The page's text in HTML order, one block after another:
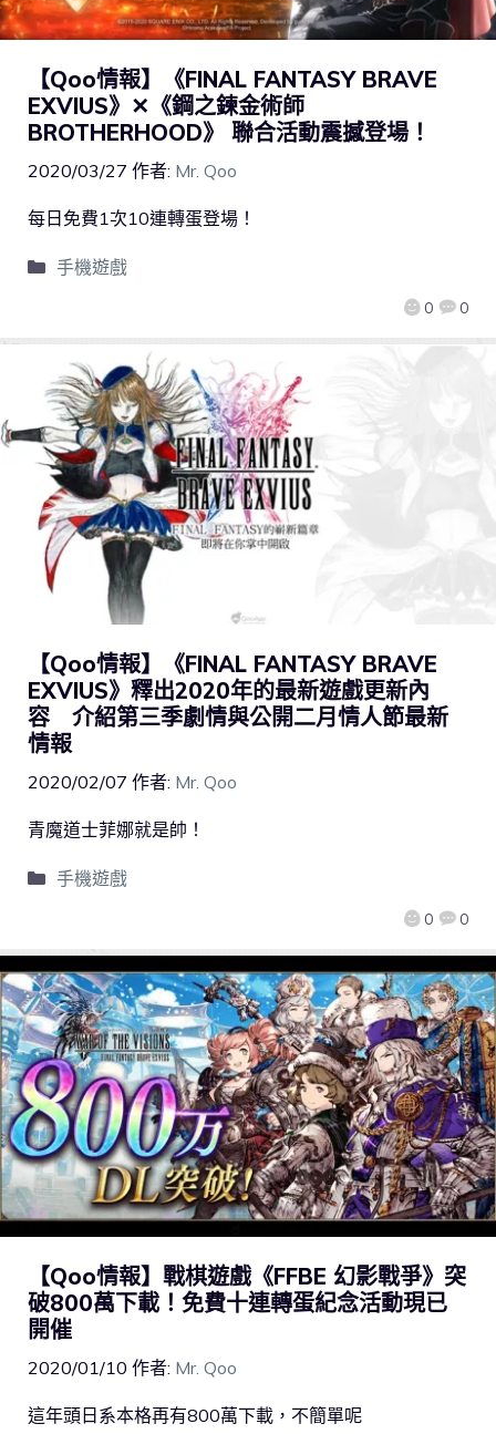
【Qoo情報】《FINAL FANTASY BRAVE
EXVIUS》✕《鋼之鍊金術師
BROTHERHOOD》 聯合活動震撼登場！
2020/03/27 作者: Mr. Qoo
0 0
每日免費1次10連轉蛋登場！
手機遊戲
【Qoo情報】《FINAL FANTASY BRAVE
EXVIUS》釋出2020年的最新遊戲更新內
容 介紹第三季劇情與公開二月情人節最新
情報
2020/02/07 作者: Mr. Qoo
0 0
青魔道士菲娜就是帥！
手機遊戲
【Qoo情報】戰棋遊戲《FFBE 幻影戰爭》突
破800萬下載！免費十連轉蛋紀念活動現已
開催
2020/01/10 作者: Mr. Qoo
這年頭日系本格再有800萬下載，不簡單呢